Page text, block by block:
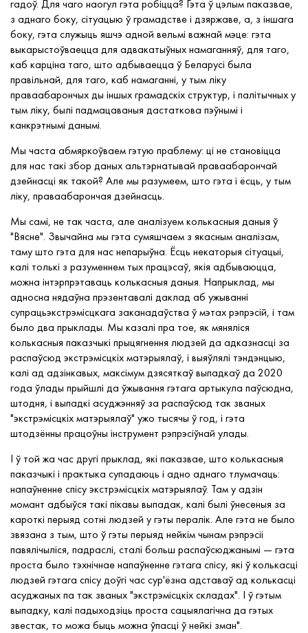
гадоў. Для чаго наогул гэта робіцца? Гэта ў цэлым паказвае,
з аднаго боку, сітуацыю ў грамадстве і дзяржаве, а, з іншага
боку, гэта служыць яшчэ адной вельмі важнай мэце: гэта
выкарыстоўваецца для адвакатыўных намаганняў, для таго,
каб карціна таго, што адбываецца ў Беларусі была
правільнай, для таго, каб намаганні, у тым ліку
праваабарончых ды іншых грамадскіх структур, і палітычных у
тым ліку, былі падмацаваныя дастаткова пэўнымі і
канкрэтнымі данымі.
Мы часта абмяркоўваем гэтую праблему: ці не становіцца
для нас такі збор даных альтэрнатывай праваабарончай
дзейнасці як такой? Але мы разумеем, што гэта і ёсць, у тым
ліку, праваабарончая дзейнасць.
Мы самі, не так часта, але аналізуем колькасныя даныя ў
"Вясне". Звычайна мы гэта сумяшчаем з якасным аналізам,
таму што гэта для нас непарыўна. Ёсць некаторыя сітуацыі,
калі толькі з разуменнем тых працэсаў, якія адбываюцца,
можна інтэрпрэтаваць колькасныя даныя. Напрыклад, мы
адносна нядаўна прэзентавалі даклад аб ужыванні
супрацьэкстрэмісцкага заканадаўства ў мэтах рэпрэсій, і там
было два прыклады. Мы казалі пра тое, як мяняліся
колькасныя паказчыкі прыцягнення людзей да адказнасці за
распаўсюд экстрэмісцкіх матэрыялаў, і выяўлялі тэндэнцыю,
калі ад адзінкавых, максімум дзясяткаў выпадкаў да 2020
года ўлады прыйшлі да ўжывання гэтага артыкула паўсюдна,
штодня, і выпадкі асуджэнняў за распаўсюд так званых
"экстрэмісцкіх матэрыялаў" ужо тысячы ў год, і гэта
штодзённы працоўны інструмент рэпрэсіўнай улады.
І ў той жа час другі прыклад, які паказвае, што колькасныя
паказчыкі і практыка супадаюць і адно аднаго тлумачаць:
напаўненне спісу экстрэмісцкіх матэрыялаў. Там у адзін
момант адбыўся такі пікавы выпадак, калі былі ўнесеныя за
кароткі перыяд сотні людзей у гэты пералік. Але гэта не было
звязана з тым, што ў гэты перыяд нейкім чынам рэпрэсіі
павялічыліся, падраслі, сталі больш распаўсюджанымі — гэта
проста было тэхнічнае напаўненне гэтага спісу, які ў колькасці
людзей гэтага спісу доўгі час сур'ёзна адставаў ад колькасці
асуджаных па так званых "экстрэмісцкіх складах". І ў гэтым
выпадку, калі падыходзіць проста сацыялагічна да гэтых
звестак, то можа быць можна ўпасці ў нейкі зман".